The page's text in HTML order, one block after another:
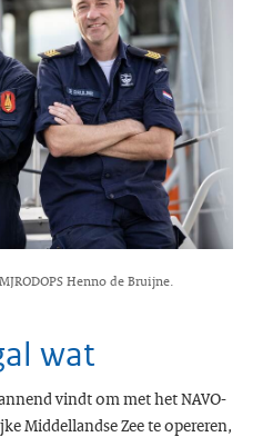
Henno de Bruijne.
wat
vindt om met het NAVO-
Middellandse Zee te opereren,